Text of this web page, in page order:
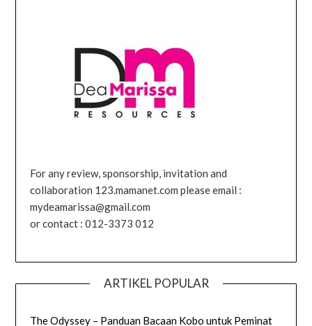
For any review, sponsorship, invitation and
collaboration 123.mamanet.com please email :
mydeamarissa@gmail.com
or contact : 012-3373 012
ARTIKEL POPULAR
The Odyssey – Panduan Bacaan Kobo untuk Peminat